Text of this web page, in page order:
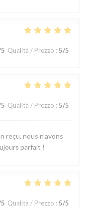
Qualità / Prezzo : 5/5
Qualità / Prezzo : 5/5
reçu, nous n'avons
parfait !
Qualità / Prezzo : 5/5